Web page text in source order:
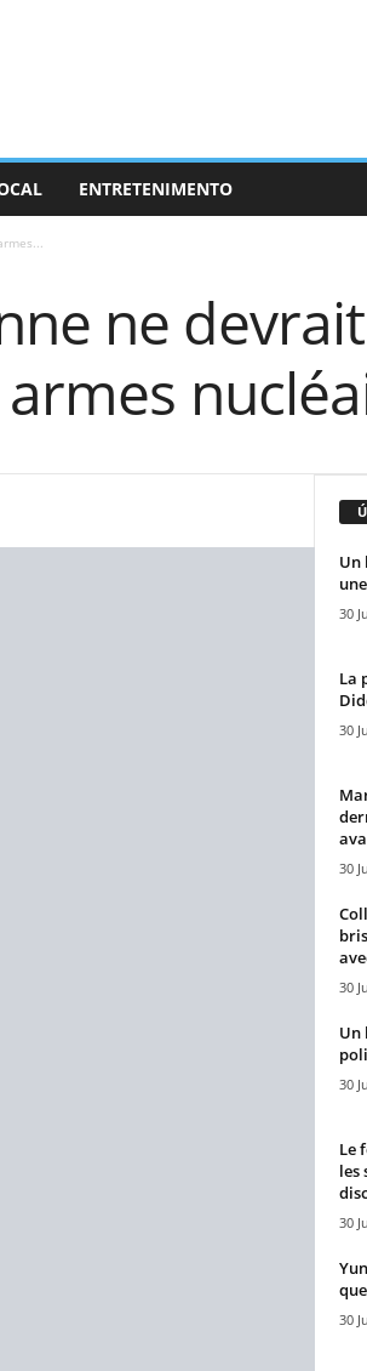
ENTRETENIMENTO
ne
Un
30
La
30
30
30
Un
30
Le
les
30
30